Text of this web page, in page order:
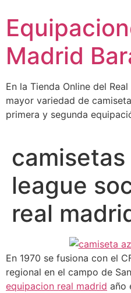
contenido
Madrid
En la Tienda Online del
mayor variedad de
primera y segunda
league
real
En 1970 se fusiona con el
regional en el campo de
equipacion real madrid año